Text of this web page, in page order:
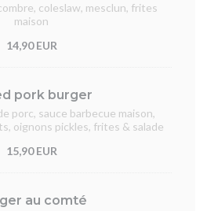
coleslaw, mesclun, frites
maison
14,90 EUR
pork burger
porc, sauce barbecue maison,
oignons pickles, frites & salade
15,90 EUR
au comté